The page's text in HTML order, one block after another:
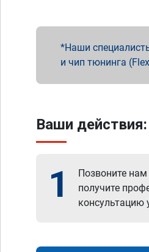
Наши
и чип тюнинга
Ваши действия:
1 Позвоните нам
получите
консультацию